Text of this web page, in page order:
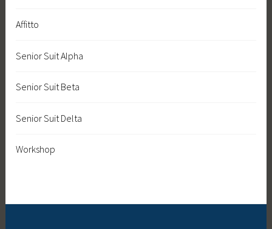
Affitto
Senior Suit Alpha
Senior Suit Beta
Senior Suit Delta
Workshop